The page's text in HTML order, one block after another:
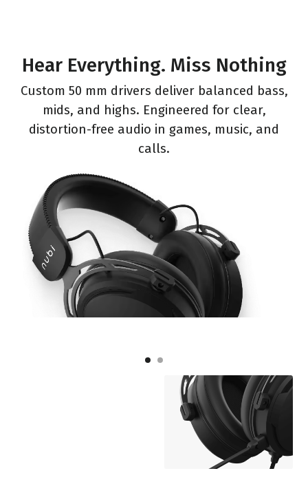
Hear Everything. Miss Nothing
Custom 50 mm drivers deliver balanced bass,
mids, and highs. Engineered for clear,
distortion-free audio in games, music, and
calls.